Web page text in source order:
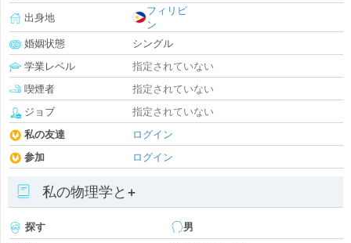
出身地
フィリピ
ン
婚姻状態
シングル
学業レベル
指定されていない
喫煙者
指定されていない
ジョブ
指定されていない
私の友達
ログイン
参加
ログイン
私の物理学と+
探す
男